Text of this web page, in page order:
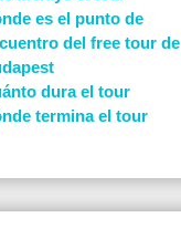
es el punto de
del free tour de
dura el tour
termina el tour